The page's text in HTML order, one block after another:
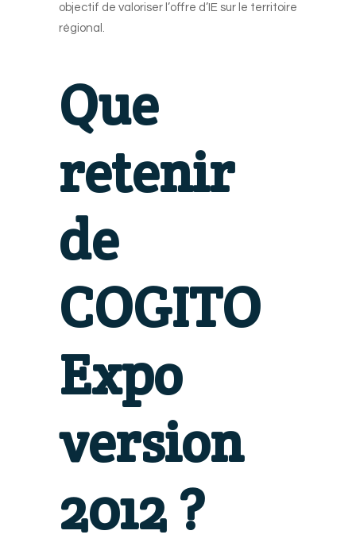
objectif de valoriser l’offre d’IE sur le territoire
régional.
Que
retenir
de
COGITO
Expo
version
2012 ?